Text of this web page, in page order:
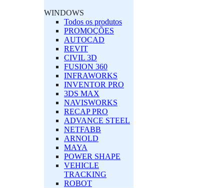
‎WINDOWS‎
Todos os produtos
PROMOÇÕES
AUTOCAD
REVIT
CIVIL 3D
FUSION 360
INFRAWORKS
INVENTOR PRO
3DS MAX
NAVISWORKS
RECAP PRO
ADVANCE STEEL
NETFABB
ARNOLD
MAYA
POWER SHAPE
VEHICLE
TRACKING
ROBOT